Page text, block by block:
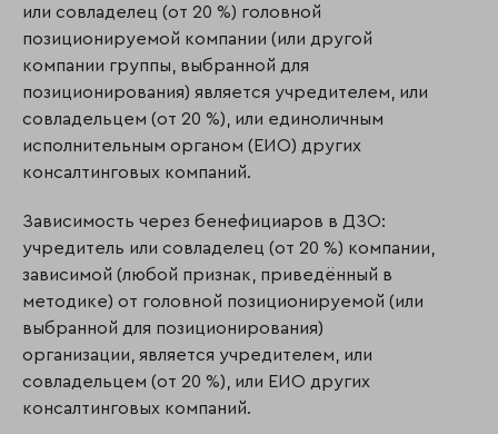
или совладелец (от 20 %) головной
позиционируемой компании (или другой
компании группы, выбранной для
позиционирования) является учредителем, или
совладельцем (от 20 %), или единоличным
исполнительным органом (ЕИО) других
консалтинговых компаний.
Зависимость через бенефициаров в ДЗО:
учредитель или совладелец (от 20 %) компании,
зависимой (любой признак, приведённый в
методике) от головной позиционируемой (или
выбранной для позиционирования)
организации, является учредителем, или
совладельцем (от 20 %), или ЕИО других
консалтинговых компаний.